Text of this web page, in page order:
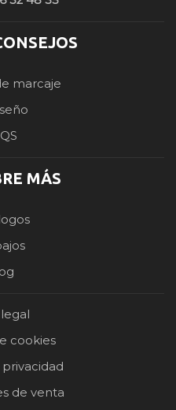
marcaje
MÁS
cookies
de venta